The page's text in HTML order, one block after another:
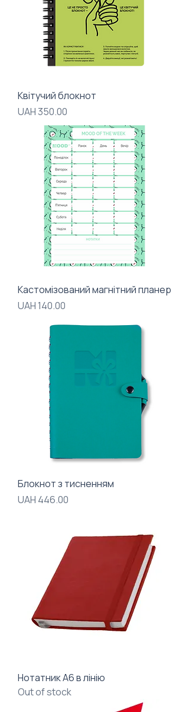
Квітучий блокнот
Price
UAH 350.00
Кастомізований магнітний планер
Price
UAH 140.00
Блокнот з тисненням
Price
UAH 446.00
Нотатник А6 в лінію
Out of stock